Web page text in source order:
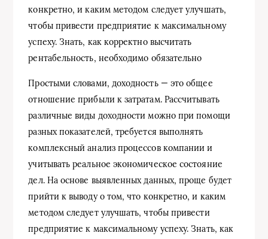
конкретно, и каким методом следует улучшать,
чтобы привести предприятие к максимальному
успеху. Знать, как корректно высчитать
рентабельность, необходимо обязательно
Простыми словами, доходность — это общее
отношение прибыли к затратам. Рассчитывать
различные виды доходности можно при помощи
разных показателей, требуется выполнять
комплексный анализ процессов компании и
учитывать реальное экономическое состояние
дел. На основе выявленных данных, проще будет
прийти к выводу о том, что конкретно, и каким
методом следует улучшать, чтобы привести
предприятие к максимальному успеху. Знать, как